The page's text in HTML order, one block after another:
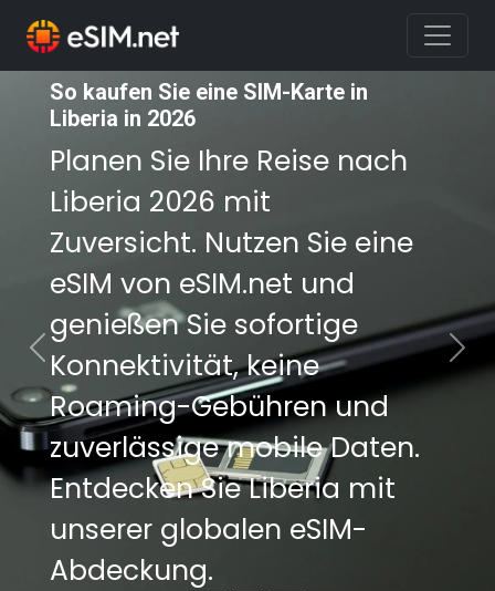
So kaufen Sie eine SIM-Karte in
Liberia in 2026
Planen Sie Ihre Reise nach
Liberia 2026 mit
Zuversicht. Nutzen Sie eine
eSIM von eSIM.net und
genießen Sie sofortige
Konnektivität, keine
Roaming-Gebühren und
zuverlässige mobile Daten.
Entdecken Sie Liberia mit
unserer globalen eSIM-
Abdeckung.
So kaufen Sie eine SIM-Karte in
Liberia in 2026
Planen Sie Ihre Reise nach
Liberia 2026 mit
Zuversicht. Nutzen Sie eine
eSIM von eSIM.net und
genießen Sie sofortige
Konnektivität, keine
Roaming-Gebühren und
zuverlässige mobile Daten.
Entdecken Sie Liberia mit
unserer globalen eSIM-
Abdeckung.
Previous Next